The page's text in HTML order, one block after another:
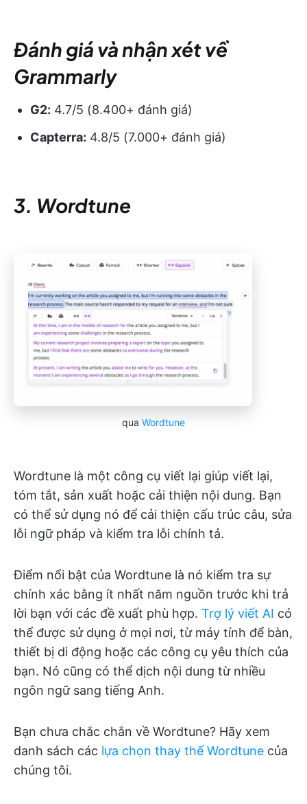
Đánh giá và nhận xét về
Grammarly
G2: 4.7/5 (8.400+ đánh giá)
Capterra: 4.8/5 (7.000+ đánh giá)
3. Wordtune
qua Wordtune
Wordtune là một công cụ viết lại giúp viết lại,
tóm tắt, sản xuất hoặc cải thiện nội dung. Bạn
có thể sử dụng nó để cải thiện cấu trúc câu, sửa
lỗi ngữ pháp và kiểm tra lỗi chính tả.
Điểm nổi bật của Wordtune là nó kiểm tra sự
chính xác bằng ít nhất năm nguồn trước khi trả
lời bạn với các đề xuất phù hợp. Trợ lý viết AI có
thể được sử dụng ở mọi nơi, từ máy tính để bàn,
thiết bị di động hoặc các công cụ yêu thích của
bạn. Nó cũng có thể dịch nội dung từ nhiều
ngôn ngữ sang tiếng Anh.
Bạn chưa chắc chắn về Wordtune? Hãy xem
danh sách các lựa chọn thay thế Wordtune của
chúng tôi.